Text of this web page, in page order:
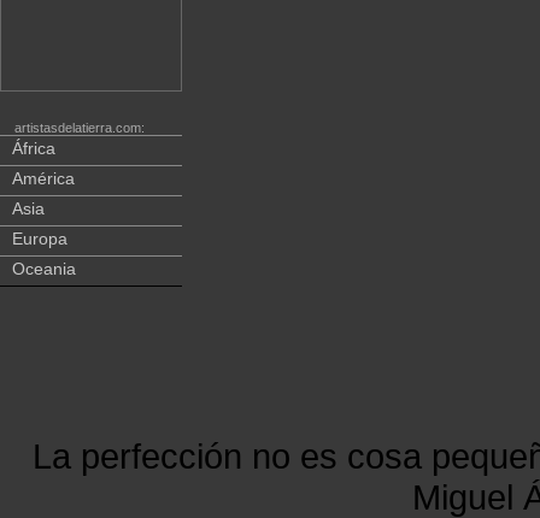
artistasdelatierra.com:
África
América
Asia
Europa
Oceania
La perfección no es cosa
Miguel